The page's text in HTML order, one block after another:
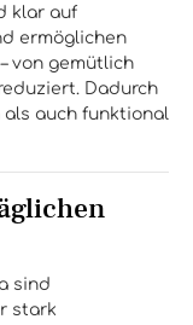
klar auf
ermöglichen
von gemütlich
Dadurch
als auch funktional
sind
stark